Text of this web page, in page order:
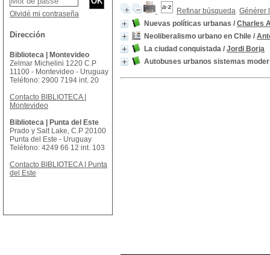
Refinar búsqueda Générer
Nuevas políticas urbanas / Charles
Neoliberalismo urbano en Chile /
La ciudad conquistada / Jordi Borja
Autobuses urbanos sistemas
Olvidé mi contraseña
Dirección
Biblioteca | Montevideo
Zelmar Michelini 1220 C.P
11100 - Montevideo - Uruguay
Teléfono: 2900 7194 int. 20
Contacto BIBLIOTECA |
Montevideo
Biblioteca | Punta del Este
Prado y Salt Lake, C.P 20100
Punta del Este - Uruguay
Teléfono: 4249 66 12 int. 103
Contacto BIBLIOTECA | Punta
del Este